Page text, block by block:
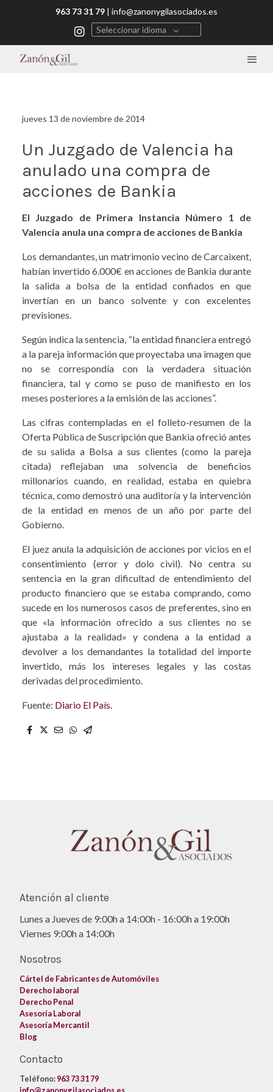
963 73 31 79 | info@zanonygilasociados.es
Seleccionar idioma
jueves 13 de noviembre de 2014
Un Juzgado de Valencia ha
anulado una compra de
acciones de Bankia
El Juzgado de Primera Instancia Número 1 de
Valencia anula una compra de acciones de Bankia
Los demandantes, un matrimonio vecino de Carcaixent,
habían invertido 6.000€ en acciones de Bankia durante
la salida a bolsa de la entidad confiados en que
invertían en un banco solvente y con excelentes
previsiones.
Según indica la sentencia, “la entidad financiera entregó
a la pareja información que proyectaba una imagen que
no se correspondía con la verdadera situación
financiera, tal y como se puso de manifiesto en los
meses posteriores a la emisión de las acciones”.
Las cifras contempladas en el folleto-resumen de la
Oferta Pública de Suscripción que Bankia ofreció antes
de su salida a Bolsa a sus clientes (como la pareja
citada) reflejaban una solvencia de beneficios
millonarios cuando, en realidad, estaba en quiebra
técnica, como demostró una auditoría y la intervención
de la entidad en menos de un año por parte del
Gobierno.
El juez anula la adquisición de acciones por vicios en el
consentimiento (error y dolo civil). No centra su
sentencia en la gran dificultad de entendimiento del
producto financiero que se estaba comprando, como
sucede en los numerosos casos de preferentes, sino en
que «la información ofrecido a sus clientes no se
ajustaba a la realidad» y condena a la entidad a
devolver a los demandantes la totalidad del importe
invertido, más los intereses legales y las costas
derivadas del procedimiento.
Fuente: Diario El País.
Atención al cliente
Lunes a Jueves de 9:00h a 14:00h - 16:00h a 19:00h
Viernes 9:00h a 14:00h
Nosotros
Cártel de Fabricantes de Automóviles
Derecho laboral
Derecho Penal
Asesoría Laboral
Asesoría Mercantil
Blog
Contacto
Teléfono:963 73 31 79
info@zanonygilasociados.es